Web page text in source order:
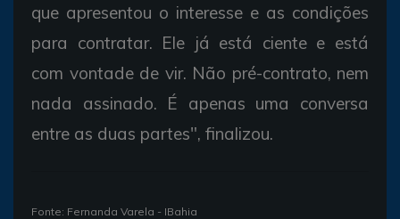
que apresentou o interesse e as condições
para contratar. Ele já está ciente e está
com vontade de vir. Não pré-contrato, nem
nada assinado. É apenas uma conversa
entre as duas partes", finalizou.
Fonte: Fernanda Varela - IBahia